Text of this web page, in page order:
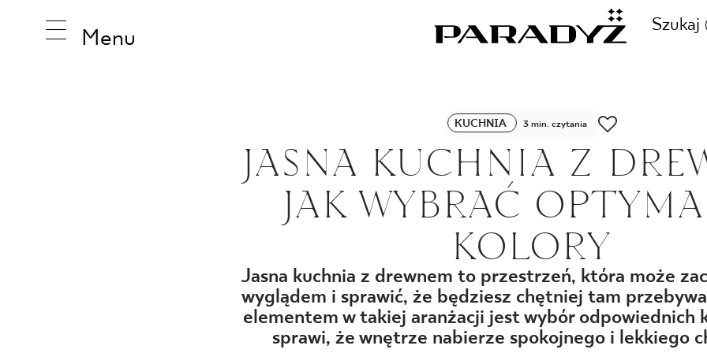
Menu
Szukaj
INSPIRACJE
PRODUKTY
KOLEKCJE
ZADZWOŃ DO NAS
+48
SKLEP INTERNETOWY
44 736
KUCHNIA 3 min. czytania
JASNA KUCHNIA Z
JAK WYBRAĆ
KOLORY
Jasna kuchnia z drewnem to przestrzeń, która może
wyglądem i sprawić, że będziesz chętniej tam
elementem w takiej aranżacji jest wybór odpowiednich
sprawi, że wnętrze nabierze spokojnego i lekkiego